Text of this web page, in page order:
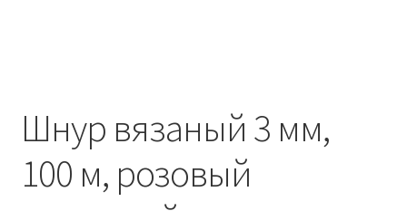
Шнур вязаный 3 мм,
100 м, розовый